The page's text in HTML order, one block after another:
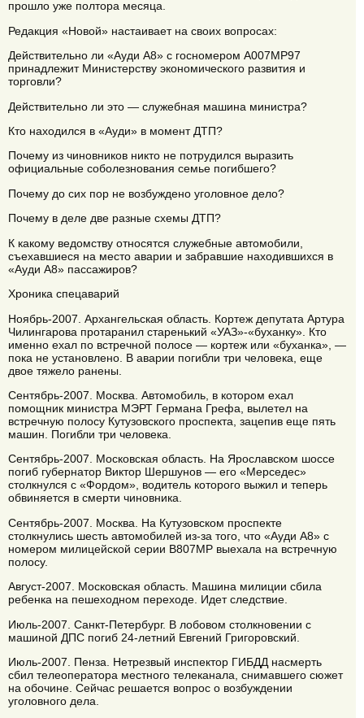
прошло уже полтора месяца.
Редакция «Новой» настаивает на своих вопросах:
Действительно ли «Ауди А8» с госномером А007МР97
принадлежит Министерству экономического развития и
торговли?
Действительно ли это — служебная машина министра?
Кто находился в «Ауди» в момент ДТП?
Почему из чиновников никто не потрудился выразить
официальные соболезнования семье погибшего?
Почему до сих пор не возбуждено уголовное дело?
Почему в деле две разные схемы ДТП?
К какому ведомству относятся служебные автомобили,
съехавшиеся на место аварии и забравшие находившихся в
«Ауди А8» пассажиров?
Хроника спецаварий
Ноябрь-2007. Архангельская область. Кортеж депутата Артура
Чилингарова протаранил старенький «УАЗ»-«буханку». Кто
именно ехал по встречной полосе — кортеж или «буханка», —
пока не установлено. В аварии погибли три человека, еще
двое тяжело ранены.
Сентябрь-2007. Москва. Автомобиль, в котором ехал
помощник министра МЭРТ Германа Грефа, вылетел на
встречную полосу Кутузовского проспекта, зацепив еще пять
машин. Погибли три человека.
Сентябрь-2007. Московская область. На Ярославском шоссе
погиб губернатор Виктор Шершунов — его «Мерседес»
столкнулся с «Фордом», водитель которого выжил и теперь
обвиняется в смерти чиновника.
Сентябрь-2007. Москва. На Кутузовском проспекте
столкнулись шесть автомобилей из-за того, что «Ауди А8» с
номером милицейской серии В807МР выехала на встречную
полосу.
Август-2007. Московская область. Машина милиции сбила
ребенка на пешеходном переходе. Идет следствие.
Июль-2007. Санкт-Петербург. В лобовом столкновении с
машиной ДПС погиб 24-летний Евгений Григоровский.
Июль-2007. Пенза. Нетрезвый инспектор ГИБДД насмерть
сбил телеоператора местного телеканала, снимавшего сюжет
на обочине. Сейчас решается вопрос о возбуждении
уголовного дела.